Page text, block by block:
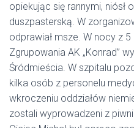
opiekując się rannymi, niósł
duszpasterską. W
odprawiał msze. W nocy z
Zgrupowania AK „Konrad”
Śródmieścia. W szpitalu
kilka osób z personelu
wkroczeniu oddziałów
zostali wyprowadzeni z